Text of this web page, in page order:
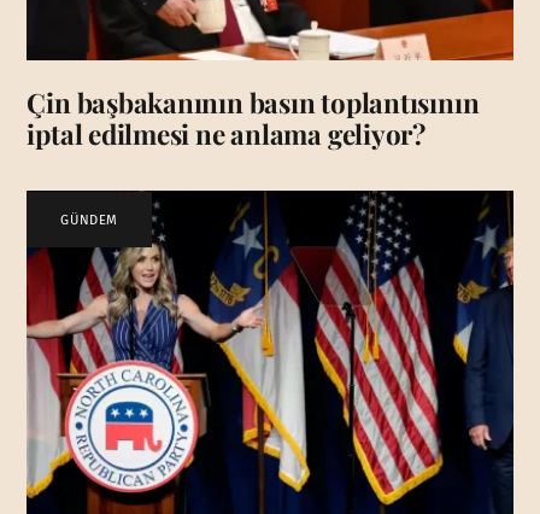
Çin başbakanının basın toplantısının
iptal edilmesi ne anlama geliyor?
GÜNDEM